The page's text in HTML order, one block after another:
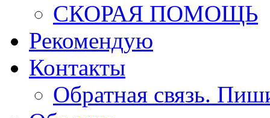
СКОРАЯ ПОМОЩЬ
Рекомендую
Контакты
Обратная связь.